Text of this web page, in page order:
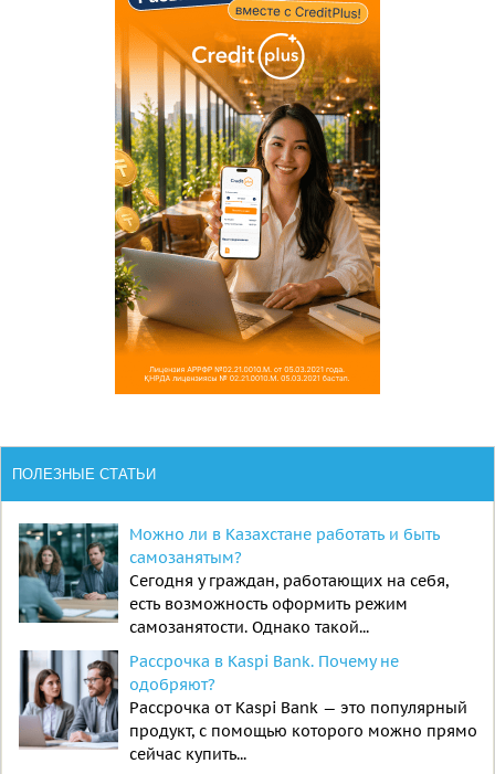
ПОЛЕЗНЫЕ СТАТЬИ
Можно ли в Казахстане работать и быть
самозанятым?
Сегодня у граждан, работающих на себя,
есть возможность оформить режим
самозанятости. Однако такой...
Рассрочка в Kaspi Bank. Почему не
одобряют?
Рассрочка от Kaspi Bank — это популярный
продукт, с помощью которого можно прямо
сейчас купить...